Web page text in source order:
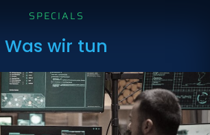
SPECIALS
Was wir tun